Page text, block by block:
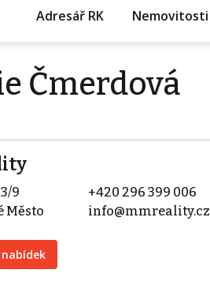
Adresář RK Nemovitosti
Čmerdová
9
Město
+420 296 399 006
info@mmreality.cz